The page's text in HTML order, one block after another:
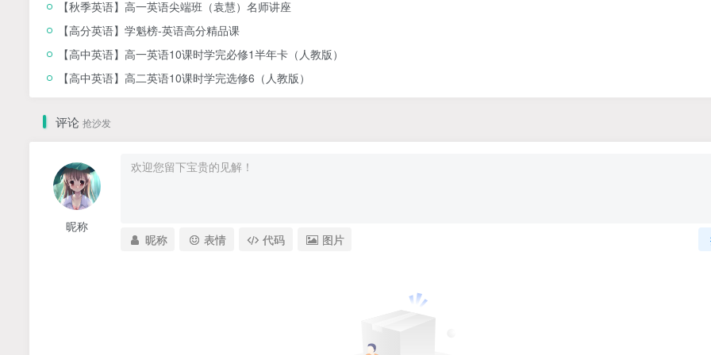
【秋季英语】高一英语尖端班（袁慧）名师讲座
【高分英语】学魁榜-英语高分精品课
【高中英语】高一英语10课时学完必修1半年卡（人教版）
【高中英语】高二英语10课时学完选修6（人教版）
评论 抢沙发
昵称
昵称 表情 代码 图片